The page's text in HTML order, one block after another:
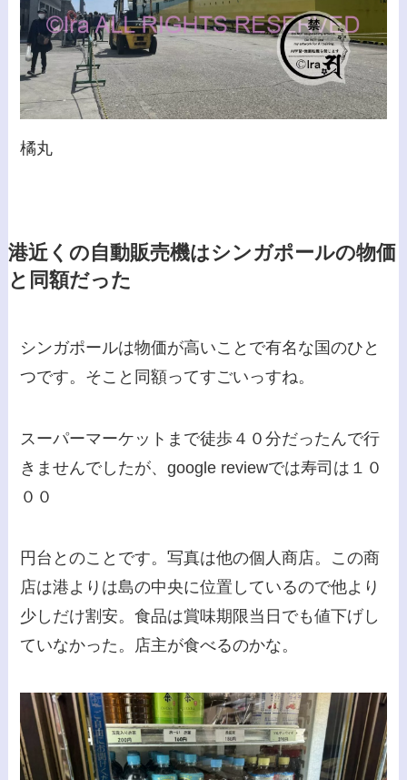
橘丸
港近くの自動販売機はシンガポールの物価
と同額だった
シンガポールは物価が高いことで有名な国のひと
つです。そこと同額ってすごいっすね。
スーパーマーケットまで徒歩４０分だったんで行
きませんでしたが、google reviewでは寿司は１０
００
円台とのことです。写真は他の個人商店。この商
店は港よりは島の中央に位置しているので他より
少しだけ割安。食品は賞味期限当日でも値下げし
ていなかった。店主が食べるのかな。